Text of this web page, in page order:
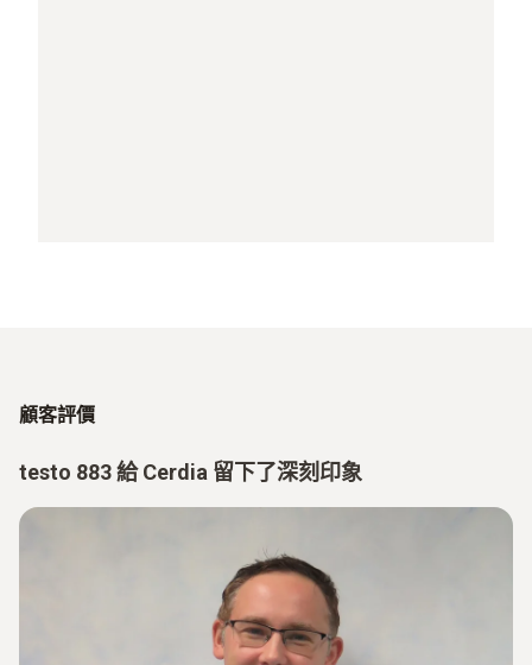
顧客評價
testo 883 給 Cerdia 留下了深刻印象